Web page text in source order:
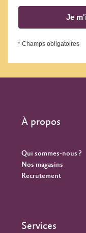
Je
* Champs obligatoires
À propos
Qui sommes-nous ?
Nos magasins
Recrutement
Services